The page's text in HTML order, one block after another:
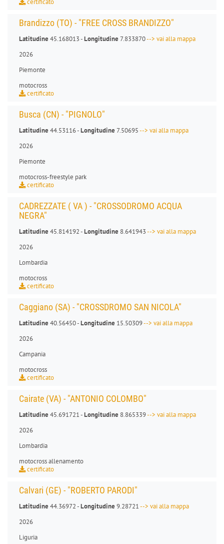
Brandizzo (TO) - "FREE CROSS BRANDIZZO"
Latitudine45.168013 -Longitudine7.833870--> vai alla mappa
2026
Piemonte
motocross
certificato
Busca (CN) - "PIGNOLO"
Latitudine44.53116 -Longitudine7.50695--> vai alla mappa
2026
Piemonte
motocross-freestyle park
certificato
CADREZZATE ( VA ) - "CROSSODROMO ACQUA
NEGRA"
Latitudine45.814192 -Longitudine 8.641943--> vai alla mappa
2026
Lombardia
motocross
certificato
Caggiano (SA) - "CROSSDROMO SAN NICOLA"
Latitudine40.56450 -Longitudine 15.50309--> vai alla mappa
2026
Campania
motocross
certificato
Cairate (VA) - "ANTONIO COLOMBO"
Latitudine45.691721 -Longitudine 8.865339--> vai alla mappa
2026
Lombardia
motocross allenamento
certificato
Calvari (GE) - "ROBERTO PARODI"
Latitudine44.36972 -Longitudine9.28721--> vai alla mappa
2026
Liguria